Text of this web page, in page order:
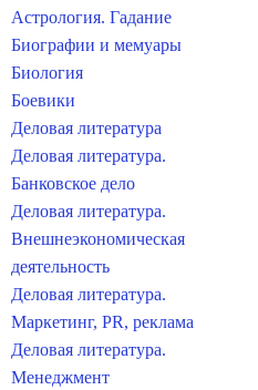
Астрология. Гадание
Биографии и мемуары
Биология
Боевики
Деловая литература
Деловая литература.
Банковское дело
Деловая литература.
Внешнеэкономическая
деятельность
Деловая литература.
Маркетинг, PR, реклама
Деловая литература.
Менеджмент